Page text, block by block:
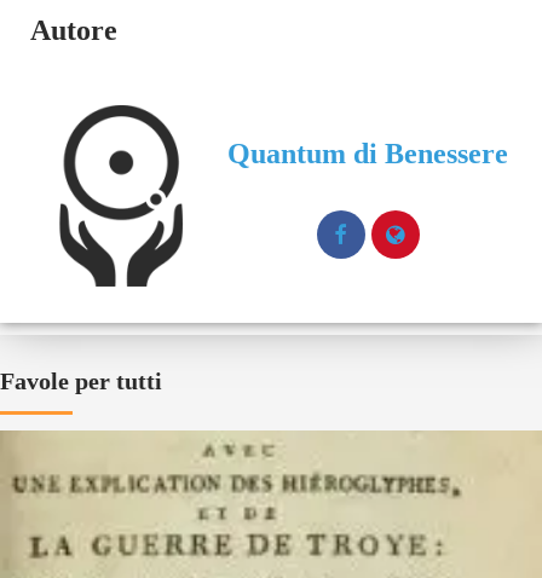
Autore
Quantum di Benessere
Favole per tutti